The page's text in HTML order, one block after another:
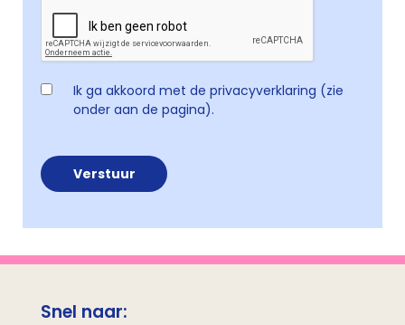
Ik ga akkoord met de privacyverklaring (zie
onder aan de pagina).
Snel naar: